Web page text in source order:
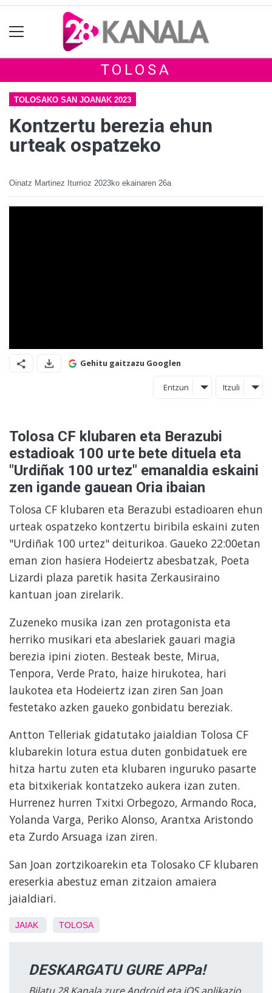
TOLOSA
TOLOSAKO SAN JOANAK 2023
Kontzertu berezia ehun
urteak ospatzeko
Oinatz Martinez Iturrioz 2023ko ekainaren 26a
Gehitu gaitzazu Googlen
Entzun Itzuli
Tolosa CF klubaren eta Berazubi
estadioak 100 urte bete dituela eta
"Urdiñak 100 urtez" emanaldia eskaini
zen igande gauean Oria ibaian
Tolosa CF klubaren eta Berazubi estadioaren ehun
urteak ospatzeko kontzertu biribila eskaini zuten
"Urdiñak 100 urtez" deiturikoa. Gaueko 22:00etan
eman zion hasiera Hodeiertz abesbatzak, Poeta
Lizardi plaza paretik hasita Zerkausiraino
kantuan joan zirelarik.
Zuzeneko musika izan zen protagonista eta
herriko musikari eta abeslariek gauari magia
berezia ipini zioten. Besteak beste, Mirua,
Tenpora, Verde Prato, haize hirukotea, hari
laukotea eta Hodeiertz izan ziren San Joan
festetako azken gaueko gonbidatu bereziak.
Antton Telleriak gidatutako jaialdian Tolosa CF
klubarekin lotura estua duten gonbidatuek ere
hitza hartu zuten eta klubaren inguruko pasarte
eta bitxikeriak kontatzeko aukera izan zuten.
Hurrenez hurren Txitxi Orbegozo, Armando Roca,
Yolanda Varga, Periko Alonso, Arantxa Aristondo
eta Zurdo Arsuaga izan ziren.
San Joan zortzikoarekin eta Tolosako CF klubaren
ereserkia abestuz eman zitzaion amaiera
jaialdiari.
JAIAK TOLOSA
DESKARGATU GURE APPa!
Bilatu 28 Kanala zure Android eta iOS aplikazio